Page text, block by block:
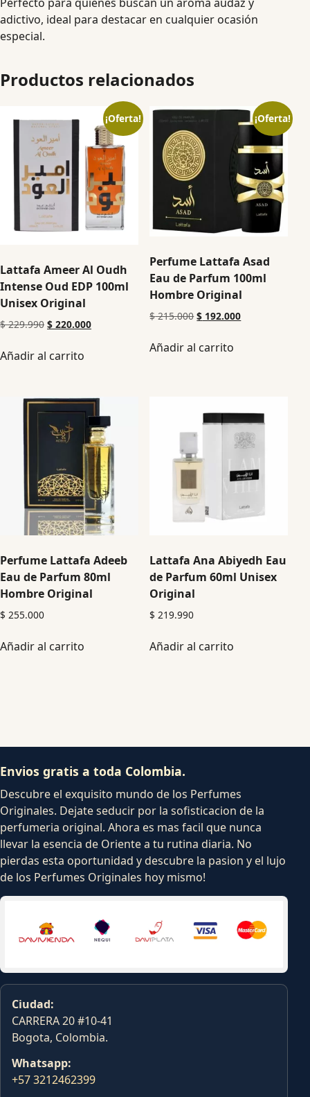
adictivo, ideal para destacar en cualquier ocasión
especial.
Productos relacionados
¡Oferta!
Lattafa Ameer Al Oudh
Intense Oud EDP 100ml
Unisex Original
$229.990 $ 220.000
Añadir al carrito
¡Oferta!
Perfume Lattafa Asad
Eau de Parfum 100ml
Hombre Original
$215.000 $ 192.000
Añadir al carrito
Perfume Lattafa Adeeb
Eau de Parfum 80ml
Hombre Original
$ 255.000
Añadir al carrito
Lattafa Ana Abiyedh Eau
de Parfum 60ml Unisex
Original
$ 219.990
Añadir al carrito
Envios gratis a toda Colombia.
Descubre el exquisito mundo de los Perfumes
Originales. Dejate seducir por la sofisticacion de la
perfumeria original. Ahora es mas facil que nunca
llevar la esencia de Oriente a tu rutina diaria. No
pierdas esta oportunidad y descubre la pasion y el lujo
de los Perfumes Originales hoy mismo!
Ciudad:
CARRERA 20 #10-41
Bogota, Colombia.
Whatsapp:
+57 3212462399